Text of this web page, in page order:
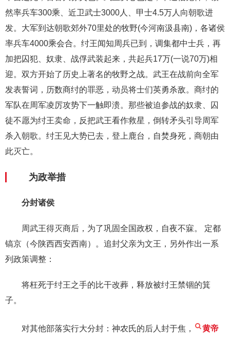
然率兵车300乘、近卫武士3000人、甲士4.5万人向朝歌进
发。大军到达朝歌郊外70里处的牧野(今河南汲县南)，各诸侯
率兵车4000乘会合。纣王闻知周兵已到，调集都中士兵，再
加把囚犯、奴隶、战俘武装起来，共起兵17万(一说70万)相
迎。双方开始了历史上著名的牧野之战。武王在战前向全军
发表誓词，历数商纣的罪恶，动员将士们英勇杀敌。商纣的
军队在周军凌厉攻势下一触即溃。那些被迫参战的奴隶、囚
徒不愿为纣王卖命，反把武王看作救星，倒转矛头引导周军
杀入朝歌。纣王见大势已去，登上鹿台，自焚身死，商朝由
此灭亡。
为政举措
分封诸侯
周武王得灭商后，为了巩固全国政权，自夜不寐。 定都
镐京（今陕西西安西南）。追封父亲为文王，另外作出一系
列政策调整：
将枉死于纣王之手的比干改葬，释放被纣王禁锢的箕
子。
对其他部落实行大分封：神农氏的后人封于焦，
黄帝